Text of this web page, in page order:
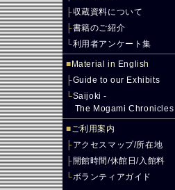
├収蔵資料について
├書籍のご紹介
└利用者アンケート集
■ Material in English
├Guide to our Exhibits
└Saijoki -
The Mogami Chronicles
■ご利用案内
├アクセスマップ/所在地
├開館時間/休館日/入館料
└ボランティアガイド